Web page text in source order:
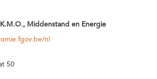
K.M.O., Middenstand en Energie
nl
50